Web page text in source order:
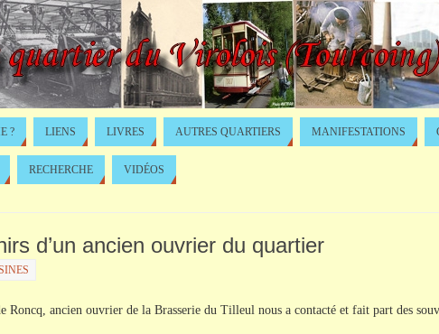
? LIENS LIVRES AUTRES QUARTIERS MANIFESTATIONS
RECHERCHE VIDÉOS
d’un ancien ouvrier du quartier
Roncq, ancien ouvrier de la Brasserie du Tilleul nous a contacté et fait part des